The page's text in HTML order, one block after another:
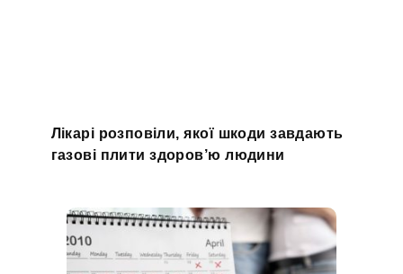
Лікарі розповіли, якої шкоди завдають
газові плити здоров’ю людини